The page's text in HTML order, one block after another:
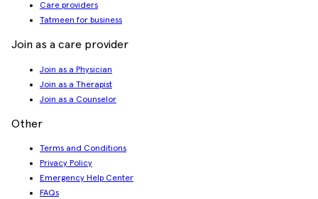
Care providers
Tatmeen for business
Join as a care provider
Join as a Physician
Join as a Therapist
Join as a Counselor
Other
Terms and Conditions
Privacy Policy
Emergency Help Center
FAQs